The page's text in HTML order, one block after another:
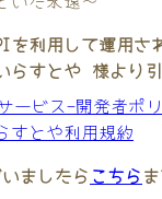
を利用して運用さ
らすとや 様より
ービス-開発者ポ
すとや利用規約
ましたら こちら